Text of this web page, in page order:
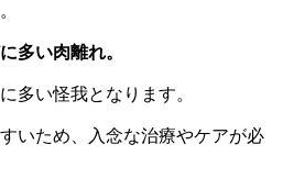
多い肉離れ。
多い怪我となります。
いため、入念な治療やケアが必